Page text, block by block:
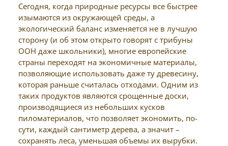
Сегодня, когда природные ресурсы все быстрее
изымаются из окружающей среды, а
экологический баланс изменяется не в лучшую
сторону (и об этом открыто говорят с трибуны
ООН даже школьники), многие европейские
страны переходят на экономичные материалы,
позволяющие использовать даже ту древесину,
которая раньше считалась отходами. Одним из
таких продуктов являются срощенные доски,
производящиеся из небольших кусков
пиломатериалов, что позволяет экономить, по-
сути, каждый сантиметр дерева, а значит –
сохранять леса, уменьшая объемы их вырубки.